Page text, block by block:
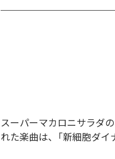
スーパーマカロニサラダ
れた楽曲は、「新細胞ダイ